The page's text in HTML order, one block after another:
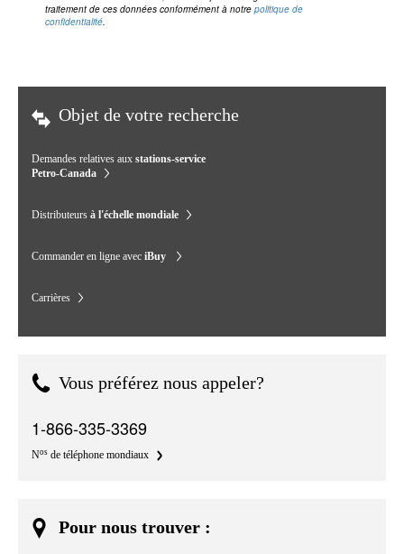
traitement de ces données conformément à notre politique de
confidentialité.
Objet de votre recherche
Demandes relatives aux stations-service
Petro-Canada
Distributeurs à l'échelle mondiale
Commander en ligne avec iBuy
Carrières
Vous préférez nous appeler?
1-866-335-3369
Nos de téléphone mondiaux
Pour nous trouver :